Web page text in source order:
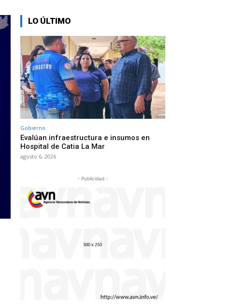
LO ÚLTIMO
Gobierno
Evalúan infraestructura e insumos en
Hospital de Catia La Mar
agosto 6, 2026
- Publicidad -